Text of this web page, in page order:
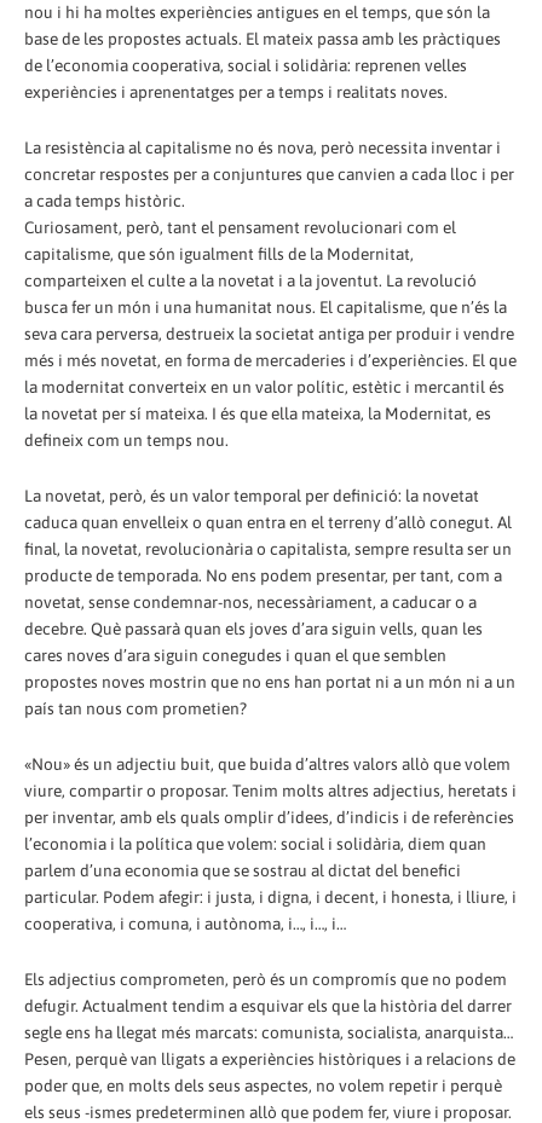
nou i hi ha moltes experiències antigues en el temps, que són la
base de les propostes actuals. El mateix passa amb les pràctiques
de l’economia cooperativa, social i solidària: reprenen velles
experiències i aprenentatges per a temps i realitats noves.
La resistència al capitalisme no és nova, però necessita inventar i
concretar respostes per a conjuntures que canvien a cada lloc i per
a cada temps històric.
Curiosament, però, tant el pensament revolucionari com el
capitalisme, que són igualment fills de la Modernitat,
comparteixen el culte a la novetat i a la joventut. La revolució
busca fer un món i una humanitat nous. El capitalisme, que n’és la
seva cara perversa, destrueix la societat antiga per produir i vendre
més i més novetat, en forma de mercaderies i d’experiències. El que
la modernitat converteix en un valor polític, estètic i mercantil és
la novetat per sí mateixa. I és que ella mateixa, la Modernitat, es
defineix com un temps nou.
La novetat, però, és un valor temporal per definició: la novetat
caduca quan envelleix o quan entra en el terreny d’allò conegut. Al
final, la novetat, revolucionària o capitalista, sempre resulta ser un
producte de temporada. No ens podem presentar, per tant, com a
novetat, sense condemnar-nos, necessàriament, a caducar o a
decebre. Què passarà quan els joves d’ara siguin vells, quan les
cares noves d’ara siguin conegudes i quan el que semblen
propostes noves mostrin que no ens han portat ni a un món ni a un
país tan nous com prometien?
«Nou» és un adjectiu buit, que buida d’altres valors allò que volem
viure, compartir o proposar. Tenim molts altres adjectius, heretats i
per inventar, amb els quals omplir d’idees, d’indicis i de referències
l’economia i la política que volem: social i solidària, diem quan
parlem d’una economia que se sostrau al dictat del benefici
particular. Podem afegir: i justa, i digna, i decent, i honesta, i lliure, i
cooperativa, i comuna, i autònoma, i…, i…, i…
Els adjectius comprometen, però és un compromís que no podem
defugir. Actualment tendim a esquivar els que la història del darrer
segle ens ha llegat més marcats: comunista, socialista, anarquista…
Pesen, perquè van lligats a experiències històriques i a relacions de
poder que, en molts dels seus aspectes, no volem repetir i perquè
els seus -ismes predeterminen allò que podem fer, viure i proposar.